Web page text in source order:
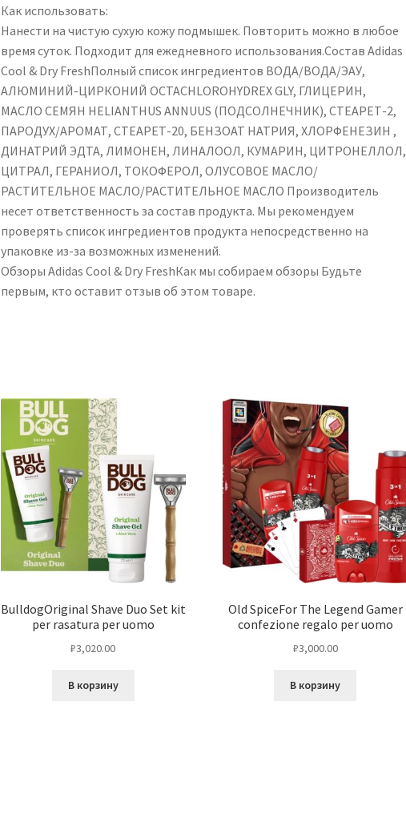
Как использовать:
Нанести на чистую сухую кожу подмышек. Повторить можно в любое
время суток. Подходит для ежедневного использования.Состав Adidas
Cool & Dry FreshПолный список ингредиентов ВОДА/ВОДА/ЭАУ,
АЛЮМИНИЙ-ЦИРКОНИЙ OCTACHLOROHYDREX GLY, ГЛИЦЕРИН,
МАСЛО СЕМЯН HELIANTHUS ANNUUS (ПОДСОЛНЕЧНИК), СТЕАРЕТ-2,
ПАРОДУХ/АРОМАТ, СТЕАРЕТ-20, БЕНЗОАТ НАТРИЯ, ХЛОРФЕНЕЗИН ,
ДИНАТРИЙ ЭДТА, ЛИМОНЕН, ЛИНАЛООЛ, КУМАРИН, ЦИТРОНЕЛЛОЛ,
ЦИТРАЛ, ГЕРАНИОЛ, ТОКОФЕРОЛ, ОЛУСОВОЕ МАСЛО/
РАСТИТЕЛЬНОЕ МАСЛО/РАСТИТЕЛЬНОЕ МАСЛО Производитель
несет ответственность за состав продукта. Мы рекомендуем
проверять список ингредиентов продукта непосредственно на
упаковке из-за возможных изменений.
Обзоры Adidas Cool & Dry FreshКак мы собираем обзоры Будьте
первым, кто оставит отзыв об этом товаре.
BulldogOriginal Shave Duo Set kit
per rasatura per uomo
₽3,020.00
В корзину
Old SpiceFor The Legend Gamer
confezione regalo per uomo
₽3,000.00
В корзину